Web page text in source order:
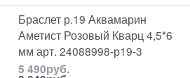
Браслет р.19 Аквамарин
Аметист Розовый Кварц 4,5*6
мм арт. 24088998-р19-3
5 490руб.